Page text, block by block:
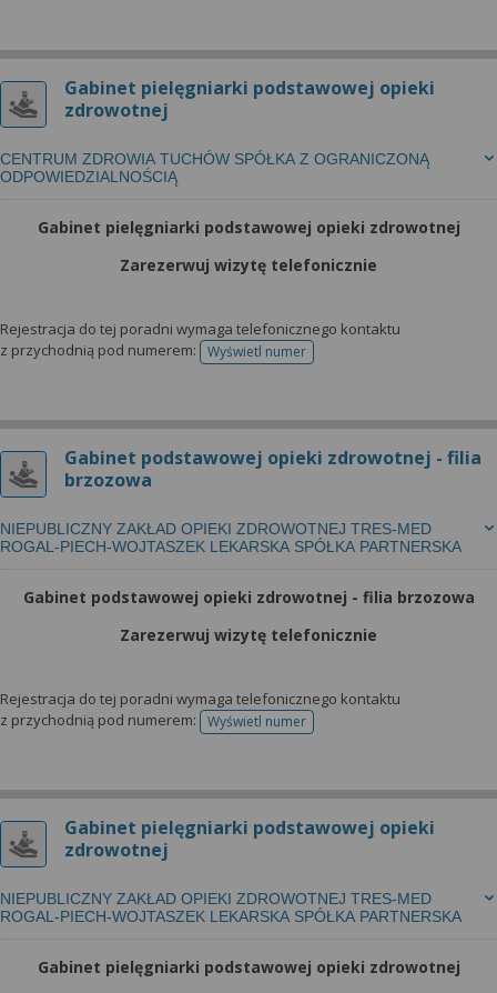
Gabinet pielęgniarki podstawowej opieki
zdrowotnej
CENTRUM ZDROWIA TUCHÓW SPÓŁKA Z OGRANICZONĄ
ODPOWIEDZIALNOŚCIĄ
Gabinet pielęgniarki podstawowej opieki zdrowotnej
Zarezerwuj wizytę telefonicznie
Rejestracja do tej poradni wymaga telefonicznego kontaktu
z przychodnią pod numerem:
Wyświetl numertelefonu do rejestracji
Gabinet podstawowej opieki zdrowotnej - filia
brzozowa
NIEPUBLICZNY ZAKŁAD OPIEKI ZDROWOTNEJ TRES-MED
ROGAL-PIECH-WOJTASZEK LEKARSKA SPÓŁKA PARTNERSKA
Gabinet podstawowej opieki zdrowotnej - filia brzozowa
Zarezerwuj wizytę telefonicznie
Rejestracja do tej poradni wymaga telefonicznego kontaktu
z przychodnią pod numerem:
Wyświetl numertelefonu do rejestracji
Gabinet pielęgniarki podstawowej opieki
zdrowotnej
NIEPUBLICZNY ZAKŁAD OPIEKI ZDROWOTNEJ TRES-MED
ROGAL-PIECH-WOJTASZEK LEKARSKA SPÓŁKA PARTNERSKA
Gabinet pielęgniarki podstawowej opieki zdrowotnej